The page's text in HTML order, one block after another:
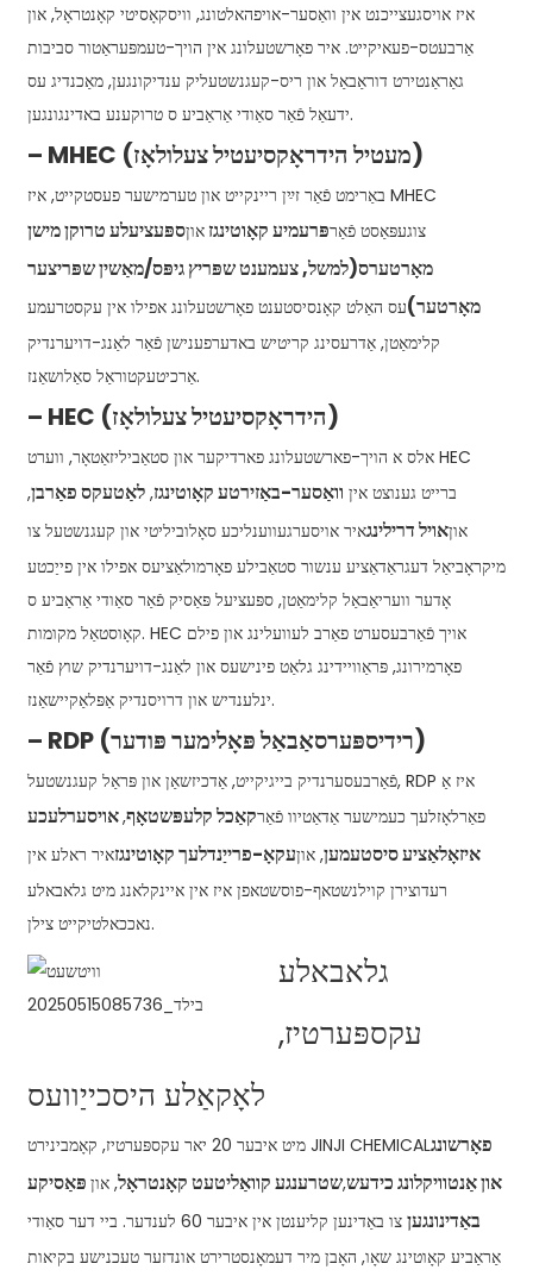
איז אויסגעצייכנט אין וואַסער-אויפהאלטונג, וויסקאָסיטי קאָנטראָל, און
אַרבעטס-פעאיקייט. איר פאָרשטעלונג אין הויך-טעמפּעראַטור סביבות
גאַראַנטירט דוראַבאַל און ריס-קעגנשטעליק ענדיקונגען, מאַכנדיג עס
ידעאַל פֿאַר סאַודי אַראַביע ס טרוקענע באדינגונגען.
– MHEC (מעטיל הידראָקסיעטיל צעלולאָז)
באַרימט פֿאַר זײַן ריינקייט און טערמישער פעסטקייט, איז MHEC
צוגעפּאַסט פֿאַרפּרעמיע קאָוטינגזאוןספּעציעלע טרוקןמישן
מאָרטערס(למשל, צעמענט שפּריץ גיפּס/מאַשין שפּריצער
מאָרטער)עס האַלט קאָנסיסטענט פאָרשטעלונג אפילו אין עקסטרעמע
קלימאַטן, אַדרעסינג קריטיש באדערפענישן פֿאַר לאַנג-דויערנדיק
אַרכיטעקטוראַל סאַלושאַנז.
– HEC (הידראָקסיעטיל צעלולאָז)
אלס א הויך-פארשטעלונג פארדיקער און סטאַביליזאַטאָר, ווערט HEC
ברייט גענוצט אין וואַסער-באַזירטע קאָוטינגז, לאַטעקס פאַרבן,
אוןאויל דרילינגאיר אויסערגעווענליכע סאָלוביליטי און קעגנשטעל צו
מיקראָביאַל דעגראַדאַציע ענשור סטאַבילע פאָרמולאַציעס אפילו אין פייַכטע
אָדער וועריאַבאַל קלימאַטן, ספּעציעל פּאַסיק פֿאַר סאַודי אַראַביע ס
קאָוסטאַל מקומות. HEC אויך פֿאַרבעסערט פאַרב לעוועלינג און פילם
פאָרמירונג, פּראַוויידינג גלאַט פינישעס און לאַנג-דויערנדיק שוץ פֿאַר
ינלענדיש און דרויסנדיק אַפּלאַקיישאַנז.
– RDP (רידיספּערסאַבאַל פּאָלימער פּודער)
פֿאַרבעסערנדיק בייגיקייט, אַדכיזשאַן און פּראַל קעגנשטעל, RDP איז אַ
פאַרלאָזלעך כעמישער אַדאַטיוו פֿאַרקאַכל קלעפּשטאָף,אויסערלעכע
איזאָלאַציע סיסטעמען, אוןעקאָ-פרייַנדלעך קאָוטינגזאיר ראלע אין
רעדוצירן קוילנשטאף-פוסשטאפן איז אין איינקלאנג מיט גלאבאלע
נאככאלטיקייט צילן.
גלאבאלע
עקספּערטיז,
לאָקאַלע היסכייַוועס
מיט איבער 20 יאר עקספּערטיז, קאָמבינירט JINJI CHEMICALפאָרשונג
און אַנטוויקלונג כידעש,שטרענגע קוואַליטעט קאָנטראָל, און פּאַסיקע
באַדינונגען
צו באַדינען קליענטן אין איבער 60 לענדער. ביי דער סאַודי
אַראַביע קאָוטינג שאָו, האָבן מיר דעמאָנסטרירט אונדזער טעכנישע בקיאות